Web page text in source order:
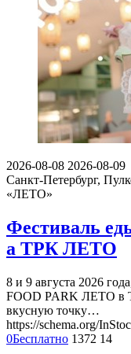
2026-08-08 2026-08-09
Санкт-Петербург,
«ЛЕТО»
Фестиваль
а ТРК ЛЕТО
8 и 9 августа 2026
FOOD PARK ЛЕТО в
вкусную точку…
https://schema.org/
0Бесплатно 1372 14